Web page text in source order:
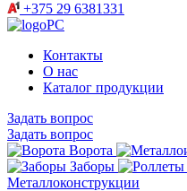
+375 29 6381331
Контакты
О нас
Каталог продукции
Задать вопрос
Задать вопрос
Ворота
Заборы
Металлоконструкции